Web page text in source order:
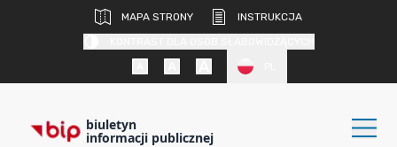
MAPA STRONY
INSTRUKCJA
biuletyn
informacji publicznej